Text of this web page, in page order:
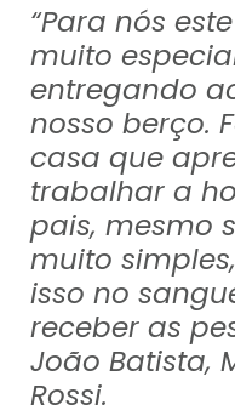
“Para nós
muito
entregando
nosso berço.
casa que
trabalhar a
pais, mesmo
muito
isso no
receber as
João Batista,
Rossi.